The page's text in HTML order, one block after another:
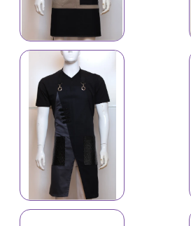
İş önlüyü 4627
İş önlüyü 17018